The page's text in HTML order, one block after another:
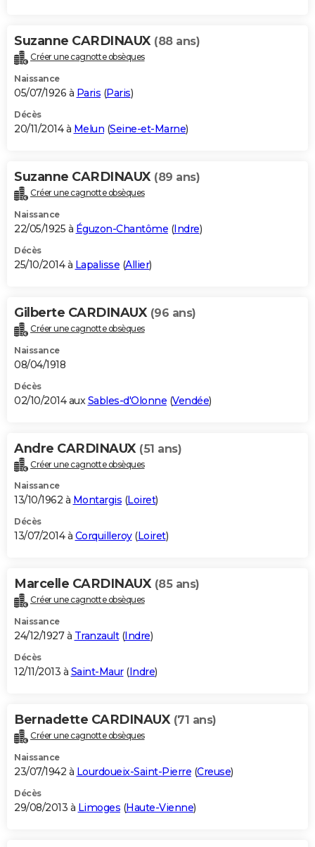
Suzanne CARDINAUX (88 ans)
Créer une cagnotte obsèques
Naissance
05/07/1926 à Paris (Paris)
Décès
20/11/2014 à Melun (Seine-et-Marne)
Suzanne CARDINAUX (89 ans)
Créer une cagnotte obsèques
Naissance
22/05/1925 à Éguzon-Chantôme (Indre)
Décès
25/10/2014 à Lapalisse (Allier)
Gilberte CARDINAUX (96 ans)
Créer une cagnotte obsèques
Naissance
08/04/1918
Décès
02/10/2014 aux Sables-d'Olonne (Vendée)
Andre CARDINAUX (51 ans)
Créer une cagnotte obsèques
Naissance
13/10/1962 à Montargis (Loiret)
Décès
13/07/2014 à Corquilleroy(Loiret)
Marcelle CARDINAUX (85 ans)
Créer une cagnotte obsèques
Naissance
24/12/1927 à Tranzault(Indre)
Décès
12/11/2013 à Saint-Maur(Indre)
Bernadette CARDINAUX (71 ans)
Créer une cagnotte obsèques
Naissance
23/07/1942 à Lourdoueix-Saint-Pierre (Creuse)
Décès
29/08/2013 à Limoges (Haute-Vienne)